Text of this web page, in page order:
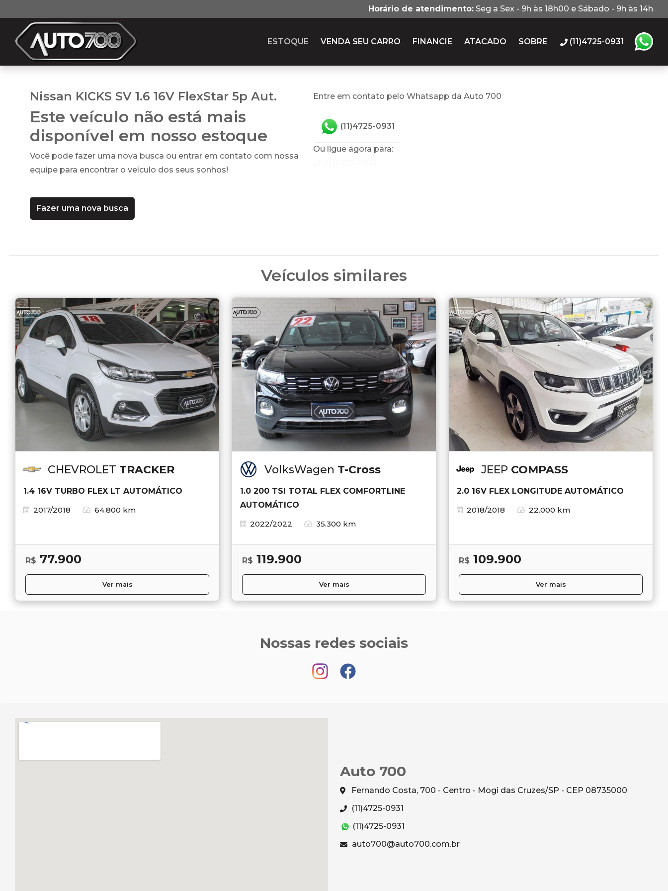
Horário de atendimento: Seg a Sex - 9h às 18h00 e Sábado - 9h às 14h
ESTOQUE VENDA SEU CARRO FINANCIE ATACADO SOBRE (11)4725-0931
Nissan KICKS SV 1.6 16V FlexStar 5p Aut.
Este veículo não está mais
disponível em nosso estoque
Você pode fazer uma nova busca ou entrar em contato com nossa
equipe para encontrar o veículo dos seus sonhos!
Fazer uma nova busca
Entre em contato pelo Whatsapp da Auto 700
(11)4725-0931
Ou ligue agora para:
Veículos similares
CHEVROLET TRACKER
1.4 16V TURBO FLEX LT AUTOMÁTICO
2017/2018
64.800 km
R$ 77.900
Ver mais
VolksWagen T-Cross
1.0 200 TSI TOTAL FLEX COMFORTLINE
AUTOMÁTICO
2022/2022
35.300 km
R$ 119.900
Ver mais
JEEP COMPASS
2.0 16V FLEX LONGITUDE AUTOMÁTICO
2018/2018
22.000 km
R$ 109.900
Ver mais
Nossas redes sociais
Auto 700
Fernando Costa, 700 - Centro - Mogi das Cruzes/SP - CEP 08735000
(11)4725-0931
(11)4725-0931
auto700@auto700.com.br